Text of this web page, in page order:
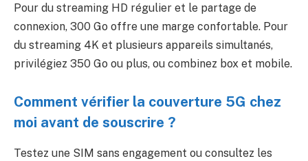
Pour du streaming HD régulier et le partage de
connexion, 300 Go offre une marge confortable. Pour
du streaming 4K et plusieurs appareils simultanés,
privilégiez 350 Go ou plus, ou combinez box et mobile.
Comment vérifier la couverture 5G chez
moi avant de souscrire ?
Testez une SIM sans engagement ou consultez les